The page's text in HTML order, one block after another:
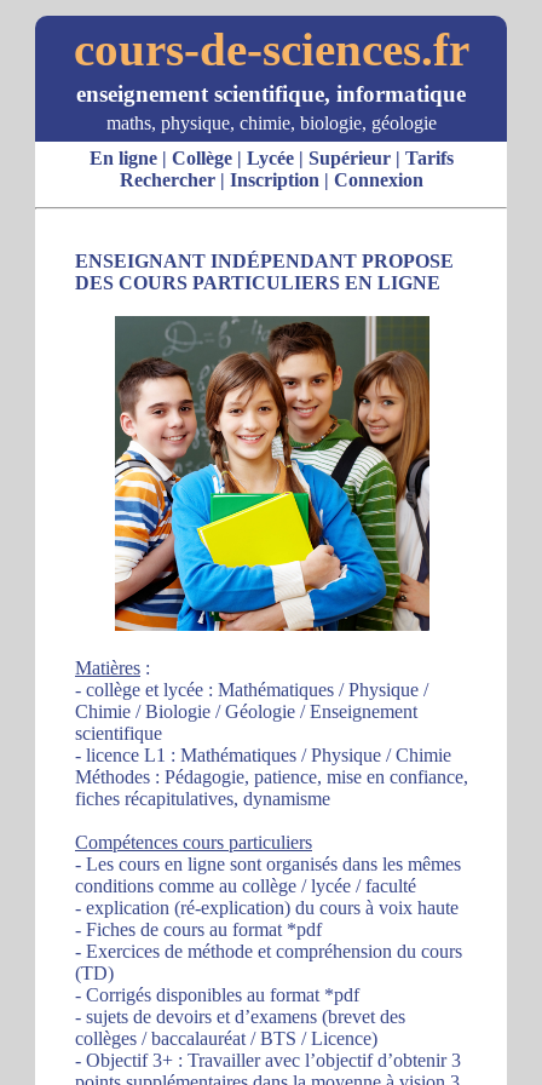
cours-de-sciences.fr
enseignement scientifique, informatique
maths, physique, chimie, biologie, géologie
En ligne| Collège| Lycée| Supérieur| Tarifs
Rechercher| Inscription | Connexion
ENSEIGNANT INDÉPENDANT PROPOSE
DES COURS PARTICULIERS EN LIGNE
Matières :
- collège et lycée : Mathématiques / Physique /
Chimie / Biologie / Géologie / Enseignement
scientifique
- licence L1 : Mathématiques / Physique / Chimie
Méthodes : Pédagogie, patience, mise en confiance,
fiches récapitulatives, dynamisme
Compétences cours particuliers
- Les cours en ligne sont organisés dans les mêmes
conditions comme au collège / lycée / faculté
- explication (ré-explication) du cours à voix haute
- Fiches de cours au format *pdf
- Exercices de méthode et compréhension du cours
(TD)
- Corrigés disponibles au format *pdf
- sujets de devoirs et d’examens (brevet des
collèges / baccalauréat / BTS / Licence)
- Objectif 3+ : Travailler avec l’objectif d’obtenir 3